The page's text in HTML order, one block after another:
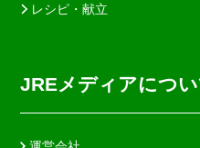
レシピ・献立
JREメディアにつ